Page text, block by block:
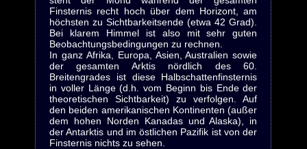
Finsternis recht hoch über dem Horizont, am
höchsten zu Sichtbarkeitsende (etwa 42 Grad).
Bei klarem Himmel ist also mit sehr guten
Beobachtungsbedingungen zu rechnen.
In ganz Afrika, Europa, Asien, Australien sowie
der gesamten Arktis nördlich des 60.
Breitengrades ist diese Halbschattenfinsternis
in voller Länge (d.h. vom Beginn bis Ende der
theoretischen Sichtbarkeit) zu verfolgen. Auf
den beiden amerikanischen Kontinenten (außer
dem hohen Norden Kanadas und Alaska), in
der Antarktis und im östlichen Pazifik ist von der
Finsternis nichts zu sehen.